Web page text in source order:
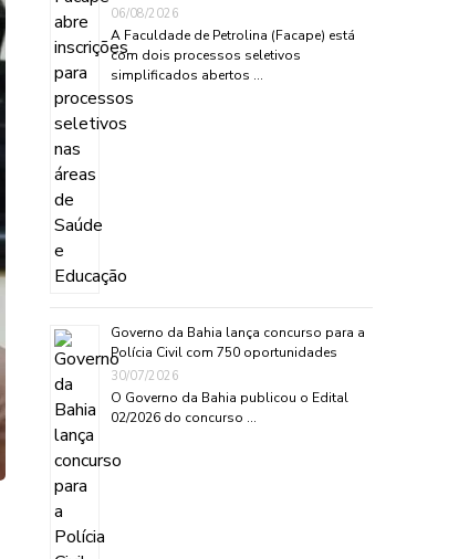
06/08/2026
A Faculdade de Petrolina (Facape) está
com dois processos seletivos
simplificados abertos …
Governo da Bahia lança concurso para a
Polícia Civil com 750 oportunidades
30/07/2026
O Governo da Bahia publicou o Edital
02/2026 do concurso …